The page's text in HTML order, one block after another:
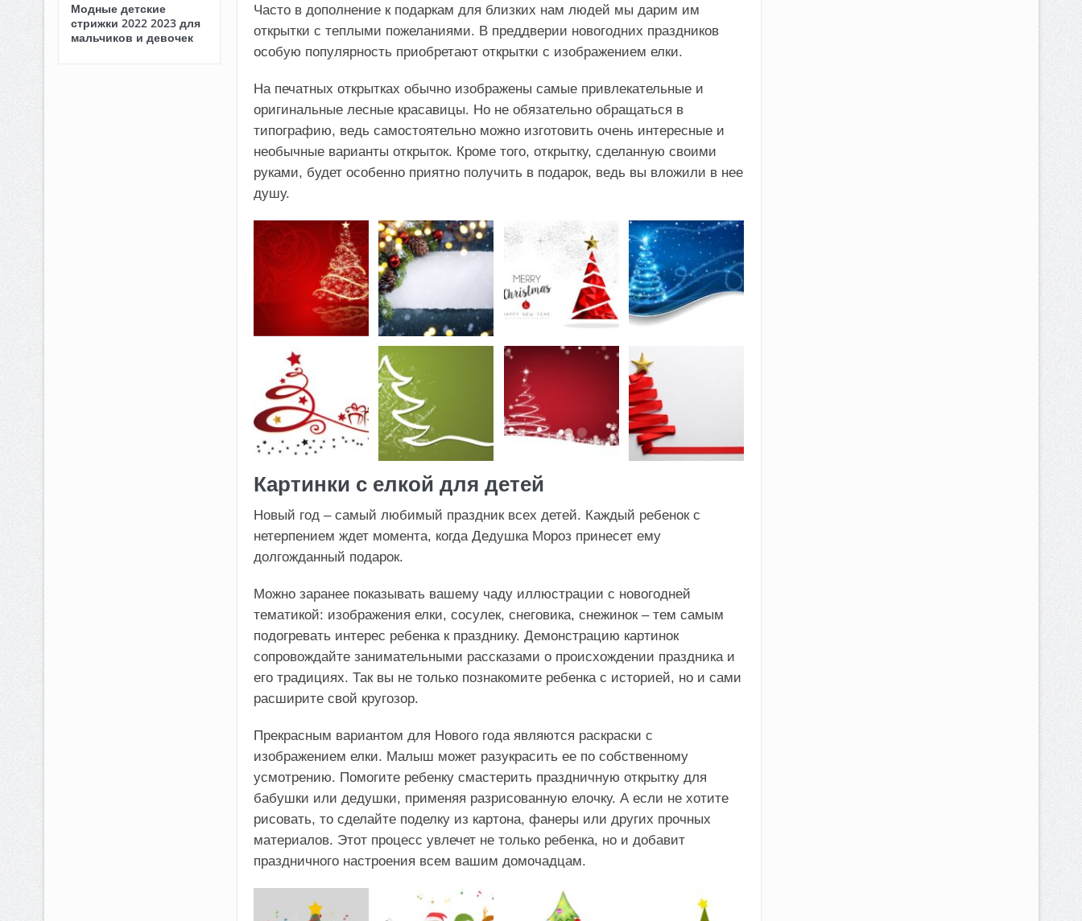
Часто в дополнение к подаркам для близких нам людей мы дарим им
открытки с теплыми пожеланиями. В преддверии новогодних праздников
особую популярность приобретают открытки с изображением елки.
На печатных открытках обычно изображены самые привлекательные и
оригинальные лесные красавицы. Но не обязательно обращаться в
типографию, ведь самостоятельно можно изготовить очень интересные и
необычные варианты открыток. Кроме того, открытку, сделанную своими
руками, будет особенно приятно получить в подарок, ведь вы вложили в нее
душу.
Картинки с елкой для детей
Новый год – самый любимый праздник всех детей. Каждый ребенок с
нетерпением ждет момента, когда Дедушка Мороз принесет ему
долгожданный подарок.
Можно заранее показывать вашему чаду иллюстрации с новогодней
тематикой: изображения елки, сосулек, снеговика, снежинок – тем самым
подогревать интерес ребенка к празднику. Демонстрацию картинок
сопровождайте занимательными рассказами о происхождении праздника и
его традициях. Так вы не только познакомите ребенка с историей, но и сами
расширите свой кругозор.
Прекрасным вариантом для Нового года являются раскраски с
изображением елки. Малыш может разукрасить ее по собственному
усмотрению. Помогите ребенку смастерить праздничную открытку для
бабушки или дедушки, применяя разрисованную елочку. А если не хотите
рисовать, то сделайте поделку из картона, фанеры или других прочных
материалов. Этот процесс увлечет не только ребенка, но и добавит
праздничного настроения всем вашим домочадцам.
Модные детские
стрижки 2022 2023 для
мальчиков и девочек